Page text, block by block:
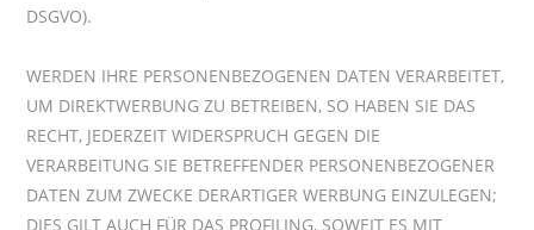
DSGVO).
WERDEN IHRE PERSONENBEZOGENEN DATEN VERARBEITET,
UM DIREKTWERBUNG ZU BETREIBEN, SO HABEN SIE DAS
RECHT, JEDERZEIT WIDERSPRUCH GEGEN DIE
VERARBEITUNG SIE BETREFFENDER PERSONENBEZOGENER
DATEN ZUM ZWECKE DERARTIGER WERBUNG EINZULEGEN;
DIES GILT AUCH FÜR DAS PROFILING, SOWEIT ES MIT